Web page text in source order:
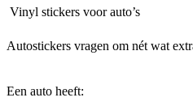
Vinyl stickers voor auto’s
Autostickers vragen om nét wat
Een auto heeft: